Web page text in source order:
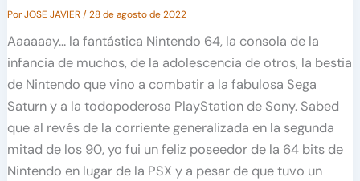
PorJOSE JAVIER/28 de agosto de 2022
Aaaaaay… la fantástica Nintendo 64, la consola de la
infancia de muchos, de la adolescencia de otros, la bestia
de Nintendo que vino a combatir a la fabulosa Sega
Saturn y a la todopoderosa PlayStation de Sony. Sabed
que al revés de la corriente generalizada en la segunda
mitad de los 90, yo fui un feliz poseedor de la 64 bits de
Nintendo en lugar de la PSX y a pesar de que tuvo un